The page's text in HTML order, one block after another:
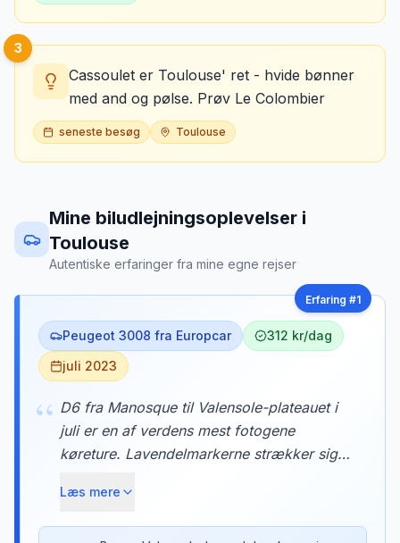
3
Cassoulet er Toulouse' ret - hvide bønner
med and og pølse. Prøv Le Colombier
seneste besøg Toulouse
Mine biludlejningsoplevelser i
Toulouse
Autentiske erfaringer fra mine egne rejser
Erfaring #1
Peugeot 3008 fra Europcar
312 kr/dag
juli 2023
“ D6 fra Manosque til Valensole-plateauet i
juli er en af verdens mest fotogene
køreture. Lavendelmarkerne strækker sig
gennem bilens ventilation. Vi stoppede ved
en lille gård og købte lavendelhonung
Læs mere